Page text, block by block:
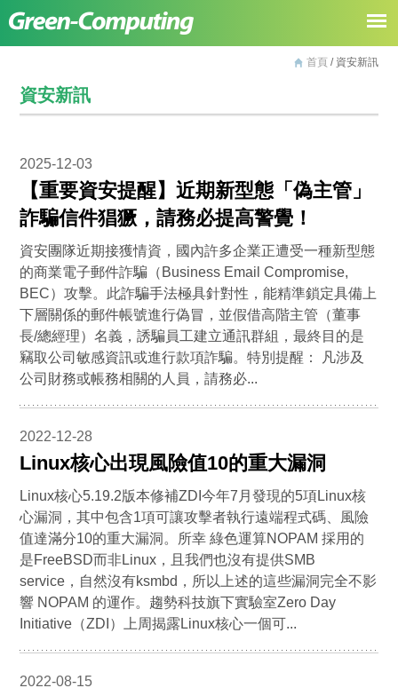
首頁/ 資安新訊
資安新訊
2025-12-03
【重要資安提醒】近期新型態「偽主管」
詐騙信件猖獗，請務必提高警覺！
資安團隊近期接獲情資，國內許多企業正遭受一種新型態
的商業電子郵件詐騙（Business Email Compromise,
BEC）攻擊。此詐騙手法極具針對性，能精準鎖定具備上
下層關係的郵件帳號進行偽冒，並假借高階主管（董事
長/總經理）名義，誘騙員工建立通訊群組，最終目的是
竊取公司敏感資訊或進行款項詐騙。特別提醒： 凡涉及
公司財務或帳務相關的人員，請務必...
2022-12-28
Linux核心出現風險值10的重大漏洞
Linux核心5.19.2版本修補ZDI今年7月發現的5項Linux核
心漏洞，其中包含1項可讓攻擊者執行遠端程式碼、風險
值達滿分10的重大漏洞。所幸 綠色運算NOPAM 採用的
是FreeBSD而非Linux，且我們也沒有提供SMB
service，自然沒有ksmbd，所以上述的這些漏洞完全不影
響 NOPAM 的運作。趨勢科技旗下實驗室Zero Day
Initiative（ZDI）上周揭露Linux核心一個可...
2022-08-15